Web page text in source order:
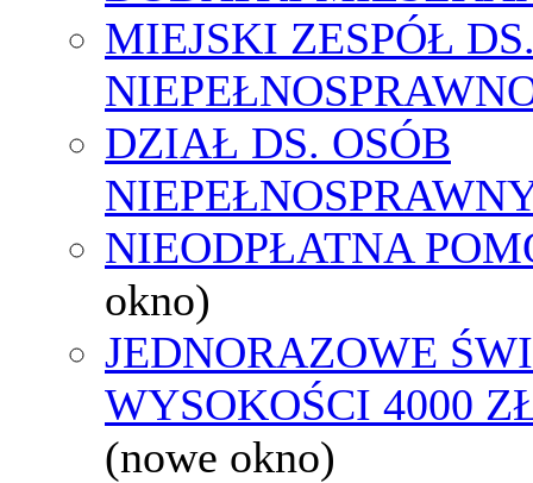
MIEJSKI ZESPÓŁ
DZIAŁ DS. OSÓB
NIEODPŁATNA
okno)
JEDNORAZOWE
WYSOKOŚCI 4000
(nowe okno)